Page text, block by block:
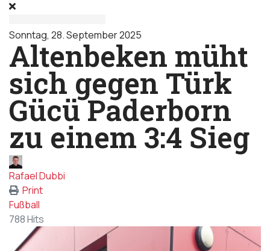
Sonntag, 28. September 2025
Altenbeken müht
sich gegen Türk
Gücü Paderborn
zu einem 3:4 Sieg
Rafael Dubbi
Print
Fußball
788 Hits